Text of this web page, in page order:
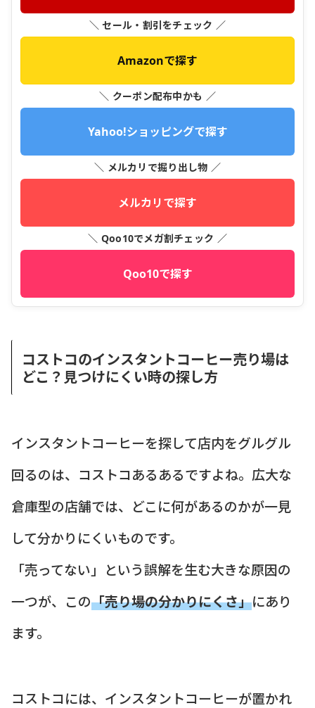
＼ セール・割引をチェック ／
Amazonで探す
＼ クーポン配布中かも ／
Yahoo!ショッピングで探す
＼ メルカリで掘り出し物 ／
メルカリで探す
＼ Qoo10でメガ割チェック ／
Qoo10で探す
コストコのインスタントコーヒー売り場は
どこ？見つけにくい時の探し方
インスタントコーヒーを探して店内をグルグル
回るのは、コストコあるあるですよね。広大な
倉庫型の店舗では、どこに何があるのかが一見
して分かりにくいものです。
「売ってない」という誤解を生む大きな原因の
一つが、この「売り場の分かりにくさ」にあり
ます。
コストコには、インスタントコーヒーが置かれ